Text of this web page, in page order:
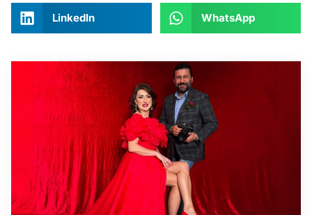
LinkedIn WhatsApp